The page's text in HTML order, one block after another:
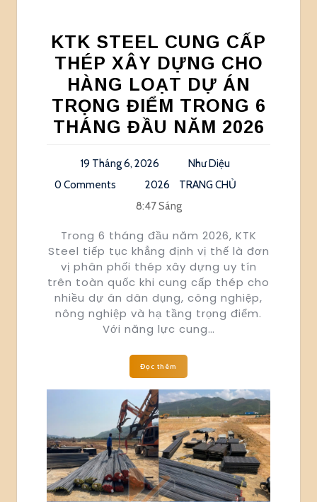
KTK STEEL CUNG CẤP
THÉP XÂY DỰNG CHO
HÀNG LOẠT DỰ ÁN
TRỌNG ĐIỂM TRONG 6
THÁNG ĐẦU NĂM 2026
19 Tháng 6, 2026
Như Diệu
0 Comments
2026
TRANG CHỦ
8:47 Sáng
Trong 6 tháng đầu năm 2026, KTK
Steel tiếp tục khẳng định vị thế là đơn
vị phân phối thép xây dựng uy tín
trên toàn quốc khi cung cấp thép cho
nhiều dự án dân dụng, công nghiệp,
nông nghiệp và hạ tầng trọng điểm.
Với năng lực cung…
Đọc thêm